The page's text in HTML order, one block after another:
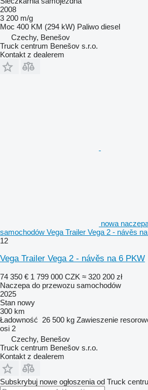
2008
3 200 m/g
Moc 400 KM (294 kW) Paliwo diesel
Czechy, Benešov
Truck centrum Benešov s.r.o.
Kontakt z dealerem
nowa
samochodów Vega Trailer Vega 2 - návěs
12
Vega Trailer Vega 2 - návěs na 6 PKW
74 350 € 1 799 000 CZK ≈ 320 200 zł
Naczepa do przewozu samochodów
2025
Stan nowy
300 km
Ładowność 26 500 kg Zawieszenie
osi 2
Czechy, Benešov
Truck centrum Benešov s.r.o.
Kontakt z dealerem
Subskrybuj nowe ogłoszenia od Truck